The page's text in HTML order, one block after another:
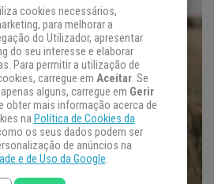
cookies necessários,
para melhorar a
do Utilizador, apresentar
do seu interesse e elaborar
Para permitir a utilização de
carregue em Aceitar. Se
alguns, carregue em Gerir
obter mais informação acerca de
na Política de Cookies da
os seus dados podem ser
de anúncios na
e de Uso da Google.